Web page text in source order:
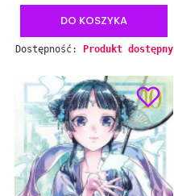
DO KOSZYKA
Dostępność: Produkt dostępny